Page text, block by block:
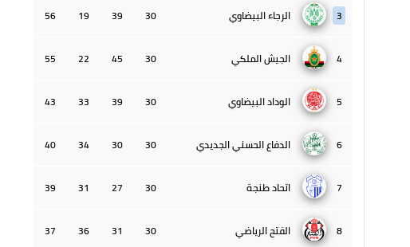
3 الرجاء البيضاوي 30
39
19
56
4 الجيش الملكي 30
45
22
55
5 الوداد البيضاوي 30
39
33
43
6 الدفاع الحسني الجديدي 30
30
34
40
7 اتحاد طنجة 30
27
31
39
8 الفتح الرياضي 30
31
36
37